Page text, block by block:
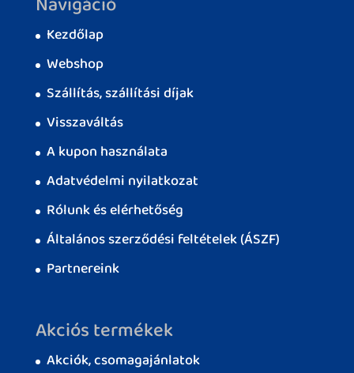
Kezdőlap
Webshop
Szállítás, szállítási díjak
Visszaváltás
A kupon használata
Adatvédelmi nyilatkozat
Rólunk és elérhetőség
Általános szerződési feltételek (ÁSZF)
Partnereink
Akciós termékek
Akciók, csomagajánlatok